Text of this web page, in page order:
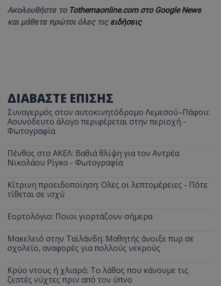
Ακολουθήστε το Tothemaonline.com στο Google News
και μάθετε πρώτοι όλες τις ειδήσεις
ΔΙΑΒΑΣΤΕ ΕΠΙΣΗΣ
Συναγερμός στον αυτοκινητόδρομο Λεμεσού–Πάφου:
Ασυνόδευτο άλογο περιφέρεται στην περιοχή -
Φωτογραφία
Πένθος στο ΑΚΕΛ: Βαθιά θλίψη για τον Αντρέα
Νικολάου Ρίγκο - Φωτογραφία
Κίτρινη προειδοποίηση: Ολες οι λεπτομέρειες - Πότε
τίθεται σε ισχύ
Εορτολόγιο: Ποιοι γιορτάζουν σήμερα
Μακελειό στην Ταϊλάνδη: Μαθητής άνοιξε πυρ σε
σχολείο, αναφορές για πολλούς νεκρούς
Κρύο ντους ή χλιαρό; Το λάθος που κάνουμε τις
ζεστές νύχτες πριν από τον ύπνο